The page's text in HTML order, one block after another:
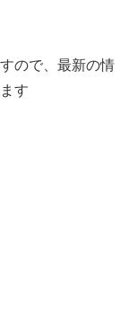
ので、最新の情
す